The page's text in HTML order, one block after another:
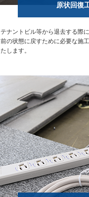
原状回復
テナントビル等から退去する際
前の状態に戻すために必要な施
たします。